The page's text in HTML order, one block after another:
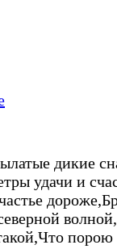
дикие
удачи и
порою